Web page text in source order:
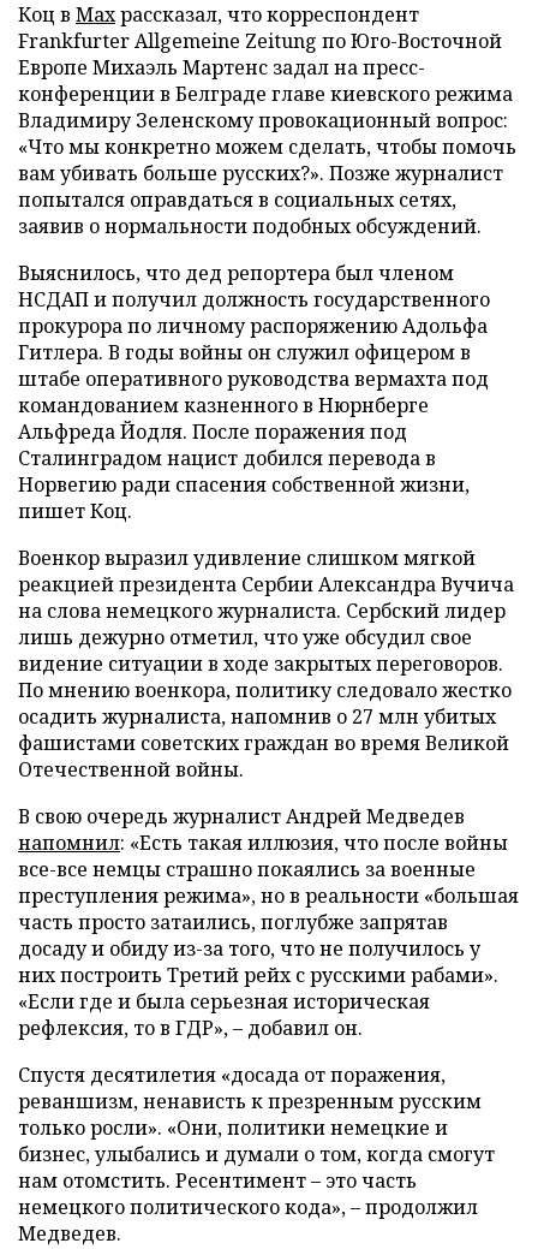
Коц в Махрассказал, что корреспондент
Frankfurter Allgemeine Zeitung по Юго-Восточной
Европе Михаэль Мартенс задал на пресс-
конференции в Белграде главе киевского режима
Владимиру Зеленскому провокационный вопрос:
«Что мы конкретно можем сделать, чтобы помочь
вам убивать больше русских?». Позже журналист
попытался оправдаться в социальных сетях,
заявив о нормальности подобных обсуждений.
Выяснилось, что дед репортера был членом
НСДАП и получил должность государственного
прокурора по личному распоряжению Адольфа
Гитлера. В годы войны он служил офицером в
штабе оперативного руководства вермахта под
командованием казненного в Нюрнберге
Альфреда Йодля. После поражения под
Сталинградом нацист добился перевода в
Норвегию ради спасения собственной жизни,
пишет Коц.
Военкор выразил удивление слишком мягкой
реакцией президента Сербии Александра Вучича
на слова немецкого журналиста. Сербский лидер
лишь дежурно отметил, что уже обсудил свое
видение ситуации в ходе закрытых переговоров.
По мнению военкора, политику следовало жестко
осадить журналиста, напомнив о 27 млн убитых
фашистами советских граждан во время Великой
Отечественной войны.
В свою очередь журналист Андрей Медведев
напомнил: «Есть такая иллюзия, что после войны
все-все немцы страшно покаялись за военные
преступления режима», но в реальности «большая
часть просто затаились, поглубже запрятав
досаду и обиду из-за того, что не получилось у
них построить Третий рейх с русскими рабами».
«Если где и была серьезная историческая
рефлексия, то в ГДР», – добавил он.
Спустя десятилетия «досада от поражения,
реваншизм, ненависть к презренным русским
только росли». «Они, политики немецкие и
бизнес, улыбались и думали о том, когда смогут
нам отомстить. Ресентимент – это часть
немецкого политического кода», – продолжил
Медведев.